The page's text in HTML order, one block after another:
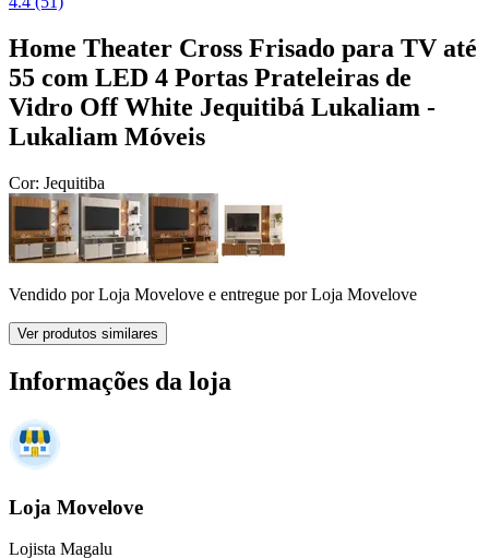
Home Theater Cross Frisado para TV até
55 com LED 4 Portas Prateleiras de
Vidro Off White Jequitibá Lukaliam -
Lukaliam Móveis
Cor: Jequitiba
Vendido porLoja Movelove e entregue por Loja Movelove
Ver produtos similares
Informações da loja
Loja Movelove
Lojista Magalu